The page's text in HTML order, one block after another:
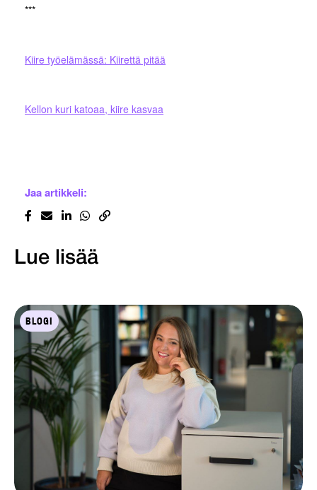
***
Kiire työelämässä: Kiirettä pitää
Kellon kuri katoaa, kiire kasvaa
Jaa artikkeli:
Lue lisää
BLOGI